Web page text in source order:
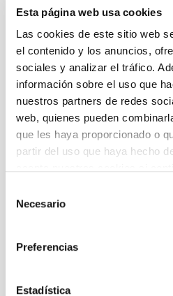
Esta página web usa cookies
Las cookies de este sitio web
el contenido y los anuncios,
sociales y analizar el tráfico.
información sobre el uso que
nuestros partners de redes
web, quienes pueden
que les haya proporcionado o
partir del uso que haya hecho
Necesario
Preferencias
Estadística
y de reciente creación,
actores europeos de
disciplinas (actuación,
performance, danza y
castings que tuvieron lugar
entre ellos el TNC.
+ Texto del director
William Shakespeare y de
Nueva traducción al
Olivier Cadiot (publicada per